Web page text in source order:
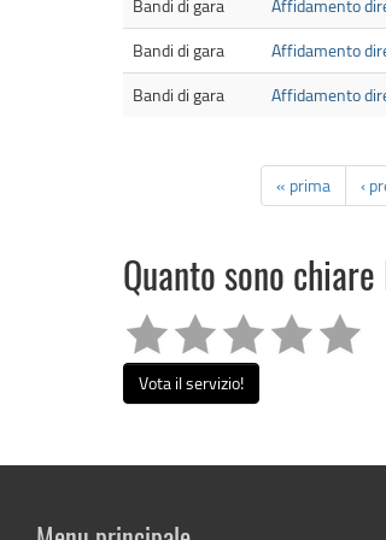
Bandi di gara
Affidamento
Bandi di gara
Affidamento
Bandi di gara
Affidamento
« prima ‹
Quanto sono
Vota il servizio!